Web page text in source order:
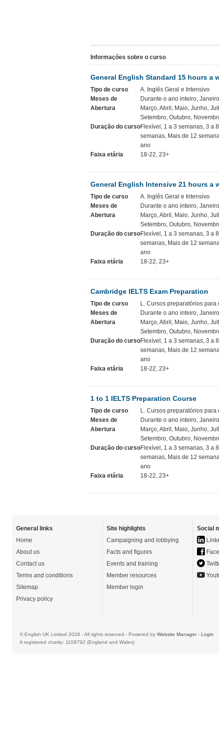
Informações sobre o curso
General English Standard 15 hours a
Tipo de curso
A. Inglês Geral e Intensivo
Meses de
Abertura
Durante o ano inteiro,
Março, Abril, Maio, Junho,
Setembro, Outubro,
Duração do cursoFlexível, 1 a 3 semanas, 3 a
semanas, Mais de 12
ano
Faixa etária
18-22, 23+
General English Intensive 21 hours a
Tipo de curso
A. Inglês Geral e Intensivo
Meses de
Abertura
Durante o ano inteiro,
Março, Abril, Maio, Junho,
Setembro, Outubro,
Duração do cursoFlexível, 1 a 3 semanas, 3 a
semanas, Mais de 12
ano
Faixa etária
18-22, 23+
Cambridge IELTS Exam Preparation
Tipo de curso
L. Cursos preparatórios para
Meses de
Abertura
Durante o ano inteiro,
Março, Abril, Maio, Junho,
Setembro, Outubro,
Duração do cursoFlexível, 1 a 3 semanas, 3 a
semanas, Mais de 12
ano
Faixa etária
18-22, 23+
1 to 1 IELTS Preparation Course
Tipo de curso
L. Cursos preparatórios para
Meses de
Abertura
Durante o ano inteiro,
Março, Abril, Maio, Junho,
Setembro, Outubro,
Duração do cursoFlexível, 1 a 3 semanas, 3 a
semanas, Mais de 12
ano
Faixa etária
18-22, 23+
General links
Home
About us
Contact us
Terms and conditions
Sitemap
Privacy policy
Site highlights
Campaigning and lobbying
Facts and figures
Events and training
Member resources
Member login
Social
© English UK Limited 2026 - All rights reserved - Powered by Website Manager- Login
A registered charity: 1108792 (England and Wales)